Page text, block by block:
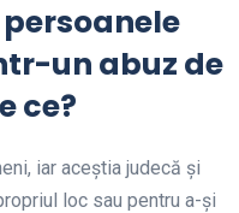
un abuz de
ce?
iar aceştia judecă şi
loc sau pentru a-şi